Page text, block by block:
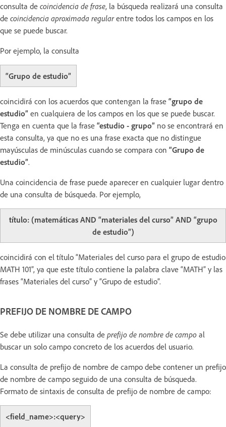
consulta de coincidencia de frase, la búsqueda realizará una consulta
de coincidencia aproximada regularentre todos los campos en los
que se puede buscar.
Por ejemplo, la consulta
“Grupo de estudio”
coincidirá con los acuerdos que contengan la frase “grupo de
estudio” en cualquiera de los campos en los que se puede buscar.
Tenga en cuenta que la frase “estudio - grupo” no se encontrará en
esta consulta, ya que no es una frase exacta que no distingue
mayúsculas de minúsculas cuando se compara con “Grupo de
estudio”.
Una coincidencia de frase puede aparecer en cualquier lugar dentro
de una consulta de búsqueda. Por ejemplo,
título: (matemáticas AND “materiales del curso” AND “grupo
de estudio”)
coincidirá con el título “Materiales del curso para el grupo de estudio
MATH 101”, ya que este título contiene la palabra clave “MATH” y las
frases “Materiales del curso” y “Grupo de estudio”.
PREFIJO DE NOMBRE DE CAMPO
Se debe utilizar una consulta de prefijo de nombre de campo al
buscar un solo campo concreto de los acuerdos del usuario.
La consulta de prefijo de nombre de campo debe contener un prefijo
de nombre de campo seguido de una consulta de búsqueda.
Formato de sintaxis de consulta de prefijo de nombre de campo:
<field_name>:<query>